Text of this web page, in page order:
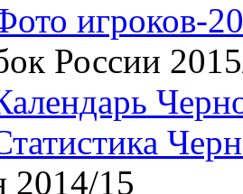
игроков-
России
2014/15